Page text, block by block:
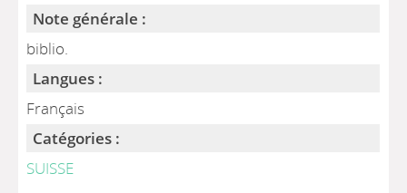
Note générale :
biblio.
Langues :
Français
Catégories :
SUISSE